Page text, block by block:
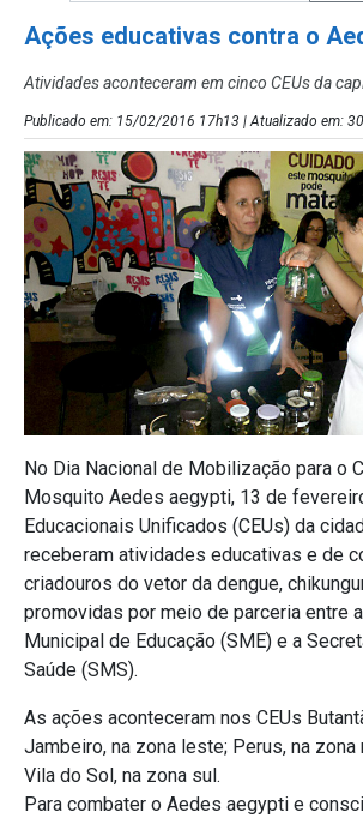
Ações educativas contra o
Atividades aconteceram em cinco CEUs da
Publicado em: 15/02/2016 17h13 | Atualizado em:
No Dia Nacional de Mobilização para o
Mosquito Aedes aegypti, 13 de
Educacionais Unificados (CEUs) da
receberam atividades educativas e de
criadouros do vetor da dengue,
promovidas por meio de parceria entre
Municipal de Educação (SME) e a
Saúde (SMS).
As ações aconteceram nos CEUs
Jambeiro, na zona leste; Perus, na
Vila do Sol, na zona sul.
Para combater o Aedes aegypti e